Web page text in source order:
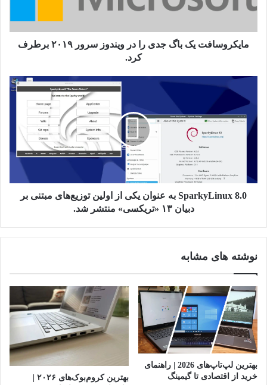
ویندوز
۲۰۱۹
برطرف
مایکروسافت یک باگ جدی را در ویندوز سرور ۲۰۱۹ برطرف
کرد.
SparkyLinux
عنوان
یکی
مبتنی
شد.
SparkyLinux 8.0 به عنوان یکی از اولین توزیع‌های مبتنی بر
دبیان ۱۳ «تریکسی» منتشر شد.
نوشته های مشابه
بهترین لپ‌تاپ‌های 2026 | راهنمای
خرید از اقتصادی تا گیمینگ
بهترین کروم‌بوک‌های ۲۰۲۶ |